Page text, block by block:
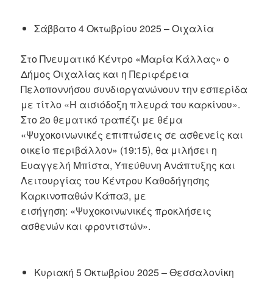
Σάββατο 4 Οκτωβρίου 2025 – Οιχαλία
Στο Πνευματικό Κέντρο «Μαρία Κάλλας» ο
Δήμος Οιχαλίας και η Περιφέρεια
Πελοποννήσου συνδιοργανώνουν την εσπερίδα
με τίτλο «Η αισιόδοξη πλευρά του καρκίνου».
Στο 2ο θεματικό τραπέζι με θέμα
«Ψυχοκοινωνικές επιπτώσεις σε ασθενείς και
οικείο περιβάλλον» (19:15), θα μιλήσει η
Ευαγγελή Μπίστα, Υπεύθυνη Ανάπτυξης και
Λειτουργίας του Κέντρου Καθοδήγησης
Καρκινοπαθών Κάπα3, με
εισήγηση: «Ψυχοκοινωνικές προκλήσεις
ασθενών και φροντιστών».
Κυριακή 5 Οκτωβρίου 2025 – Θεσσαλονίκη